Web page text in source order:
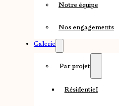
Notre équipe
Nos engagements
Galerie
Par projet
Résidentiel